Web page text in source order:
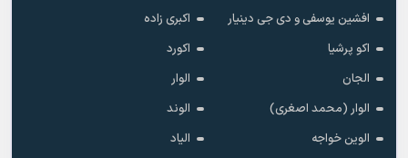
افشین یوسفی و دی جی دینیار
اکبری زاده
اکو پرشیا
اکورد
الجان
الوار
الوار (محمد اصغری)
الوند
الوین خواجه
الیاد